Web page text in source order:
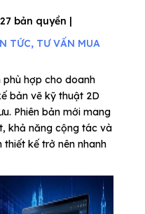
bản quyền |
TỨC, TƯ VẤN MUA
phù hợp cho doanh
bản vẽ kỹ thuật 2D
Phiên bản mới mang
khả năng cộng tác và
kế trở nên nhanh